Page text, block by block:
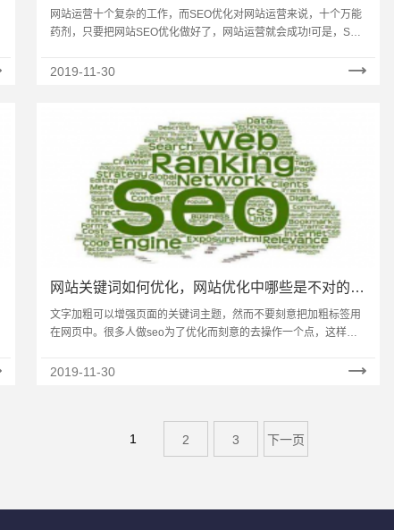
系？
网站运营十个复杂的工作，而SEO优化对网站运营来说，十个万能
药剂，只要把网站SEO优化做好了，网站运营就会成功!可是，SEO
多……
2019-11-30
网站关键词如何优化，网站优化中哪些是不对的操
作？
文字加粗可以增强页面的关键词主题，然而不要刻意把加粗标签用
在网页中。很多人做seo为了优化而刻意的去操作一个点，这样的
2019-11-30
1 2 3 下一页